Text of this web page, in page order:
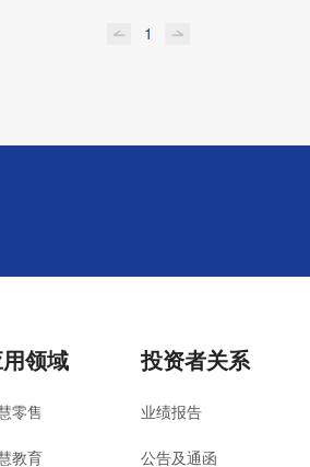
1
领域
零售
教育
投资者关系
业绩报告
公告及通函